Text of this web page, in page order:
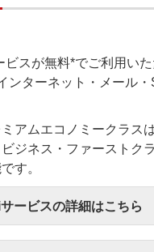
スが無料*でご利用いた
ンターネット・メール
アムエコノミークラス
ジネス・ファーストク
す。
ービスの詳細はこちら